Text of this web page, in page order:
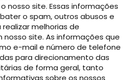
nosso site. Essas informações
o spam, outros abusos e
melhorias de
site. As informações que
e-mail e número de telefone
para direcionamento das
de forma geral, tanto